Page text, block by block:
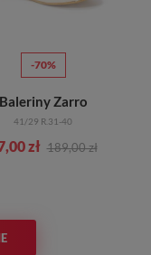
-70%
Baleriny Zarro
41/29 R.31-40
zł 189,00 zł